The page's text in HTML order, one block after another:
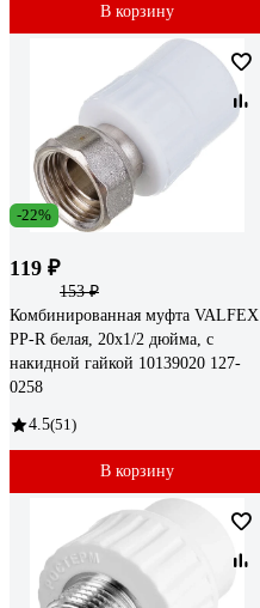
В корзину
-22%
119 ₽
153 ₽
Комбинированная муфта VALFEX
PP-R белая, 20х1/2 дюйма, с
накидной гайкой 10139020 127-
0258
4.5(51)
В корзину